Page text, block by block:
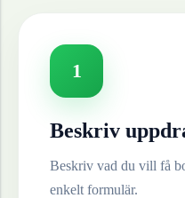
1
Beskriv
Beskriv vad du vill få
enkelt formulär.